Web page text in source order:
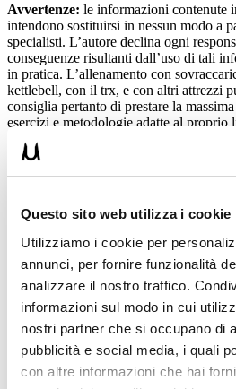
Questo sito web utilizza i cookie
Utilizziamo i cookie per
annunci, per fornire funzionalità
analizzare il nostro traffico.
informazioni sul modo in cui
nostri partner che si occupano di
pubblicità e social media, i quali
con altre informazioni che hai
Avvertenze: le informazioni contenute
intendono sostituirsi in nessun modo a
specialisti. L’autore declina ogni
conseguenze risultanti dall’uso di tali
in pratica. L’allenamento con
kettlebell, con il trx, e con altri attrezzi
consiglia pertanto di prestare la
esercizi e metodologie adatte al
il proprio medico di fiducia prima di
attività fisica o regime alimentare.
X
Facebook
Allenamento Body Building
15 KG DI MUSCOLI
ADD COMMENT
Commento*